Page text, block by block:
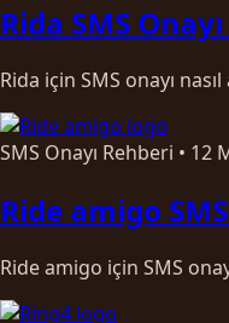
Rida SMS
Rida için SMS onayı
SMS Onayı Rehberi • 12
Ride amigo
Ride amigo için SMS